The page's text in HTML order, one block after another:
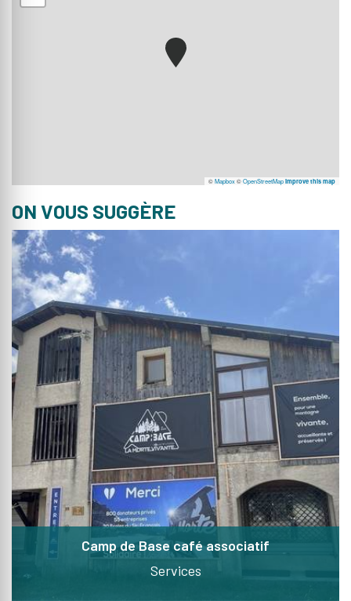
©Mapbox©OpenStreetMap Improve this map
ON VOUS SUGGÈRE
Camp de Base café associatif
Services